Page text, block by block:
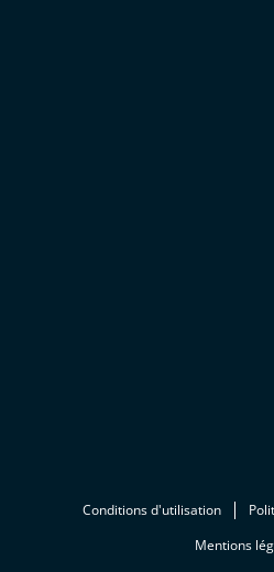
Conditions d'utilisation
Mentions